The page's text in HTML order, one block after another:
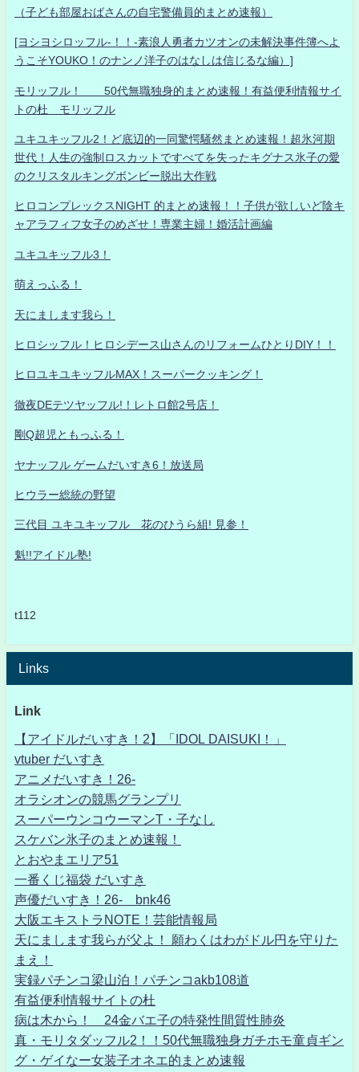
（子ども部屋おばさんの自宅警備員的まとめ速報）
[ヨシヨシロッフル-！！-素浪人勇者カツオンの未解決事件簿へよ
うこそYOUKO！のナンノ洋子のはなしは信じるな編）]
モリッフル！ 50代無職独身的まとめ速報！有益便利情報サイ
トの杜 モリッフル
ユキユキッフル2！ど底辺的一同驚愕騒然まとめ速報！超氷河期
世代！人生の強制ロスカットですべてを失ったキグナス氷子の愛
のクリスタルキングボンビー脱出大作戦
ヒロコンプレックスNIGHT 的まとめ速報！！子供が欲しいど陰キ
ャアラフィフ女子のめざせ！専業主婦！婚活計画編
ユキユキッフル3！
萌えっふる！
天にまします我ら！
ヒロシッフル！ヒロシデース山さんのリフォームひとりDIY！！
ヒロユキユキッフルMAX！スーパークッキング！
徹夜DEテツヤッフル!！レトロ館2号店！
剛Q超児ともっふる！
ヤナッフル ゲームだいすき6！放送局
ヒウラー総統の野望
三代目 ユキユキッフル 花のひうら組! 見参！
魁!!アイドル塾!
t112
Links
Link
【アイドルだいすき！2】「IDOL DAISUKI！」
vtuber だいすき
アニメだいすき！26-
オラシオンの競馬グランプリ
スーパーウンコウーマンT・子なし
スケバン氷子のまとめ速報！
とおやまエリア51
一番くじ福袋 だいすき
声優だいすき！26- bnk46
大阪エキストラNOTE！芸能情報局
天にまします我らが父よ！ 願わくはわがドル円を守りた
まえ！
実録パチンコ梁山泊！パチンコakb108道
有益便利情報サイトの杜
病は木から！ 24金バエ子の特発性間質性肺炎
真・モリタダッフル2！！50代無職独身ガチホモ童貞ギン
グ・ゲイなー女装子オネエ的まとめ速報